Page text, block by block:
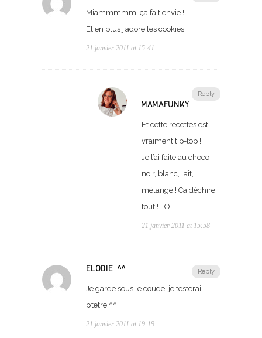
Miammmmm, ça fait envie !
Et en plus j’adore les cookies!
21 janvier 2011 at 15:41
Reply
MAMAFUNKY
Et cette recettes est
vraiment tip-top !
Je l’ai faite au choco
noir, blanc, lait,
mélangé ! Ca déchire
tout ! LOL
21 janvier 2011 at 15:58
Reply
ELODIE ^^
Je garde sous le coude, je testerai
p’tetre ^^
21 janvier 2011 at 19:19